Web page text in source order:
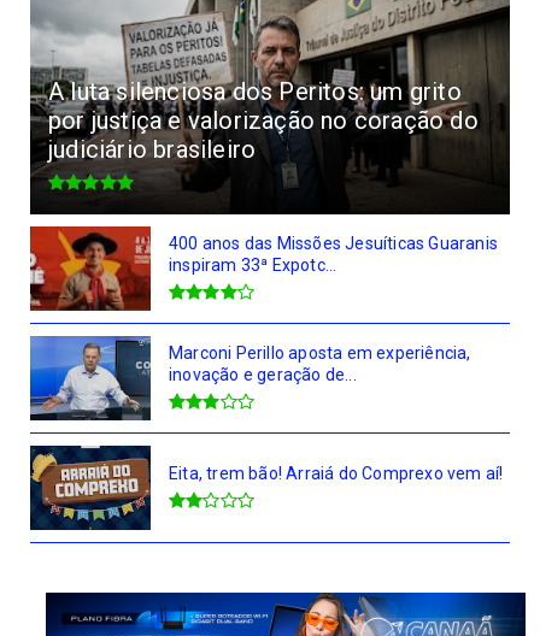
A luta silenciosa dos Peritos: um grito
por justiça e valorização no coração do
judiciário brasileiro
400 anos das Missões Jesuíticas Guaranis
inspiram 33ª Expotc...
Marconi Perillo aposta em experiência,
inovação e geração de...
Eita, trem bão! Arraiá do Comprexo vem aí!